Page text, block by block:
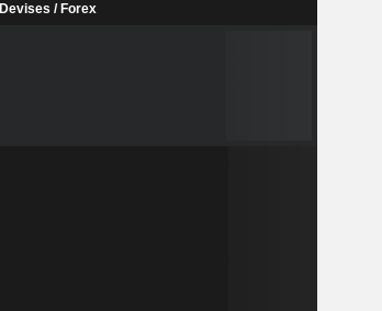
Devises / Forex